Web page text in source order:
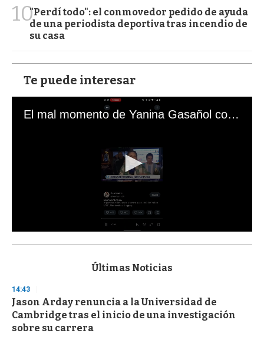
10"Perdí todo": el conmovedor pedido de ayuda
de una periodista deportiva tras incendio de
su casa
Te puede interesar
El mal momento de Yanina Gasañol con un hincha argentino en "Subrayado"
s
d
s
o
f
3
Últimas Noticias
14:43
Jason Arday renuncia a la Universidad de
Cambridge tras el inicio de una investigación
sobre su carrera